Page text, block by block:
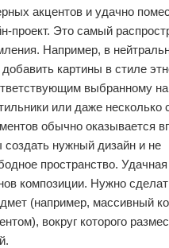
акцентов и удачно
проект. Это самый
Например, в
картины в стиле
выбранному
или даже несколько
обычно оказывается
создать нужный дизайн и не
пространство.
композиции. Нужно
(например, массивный
вокруг которого